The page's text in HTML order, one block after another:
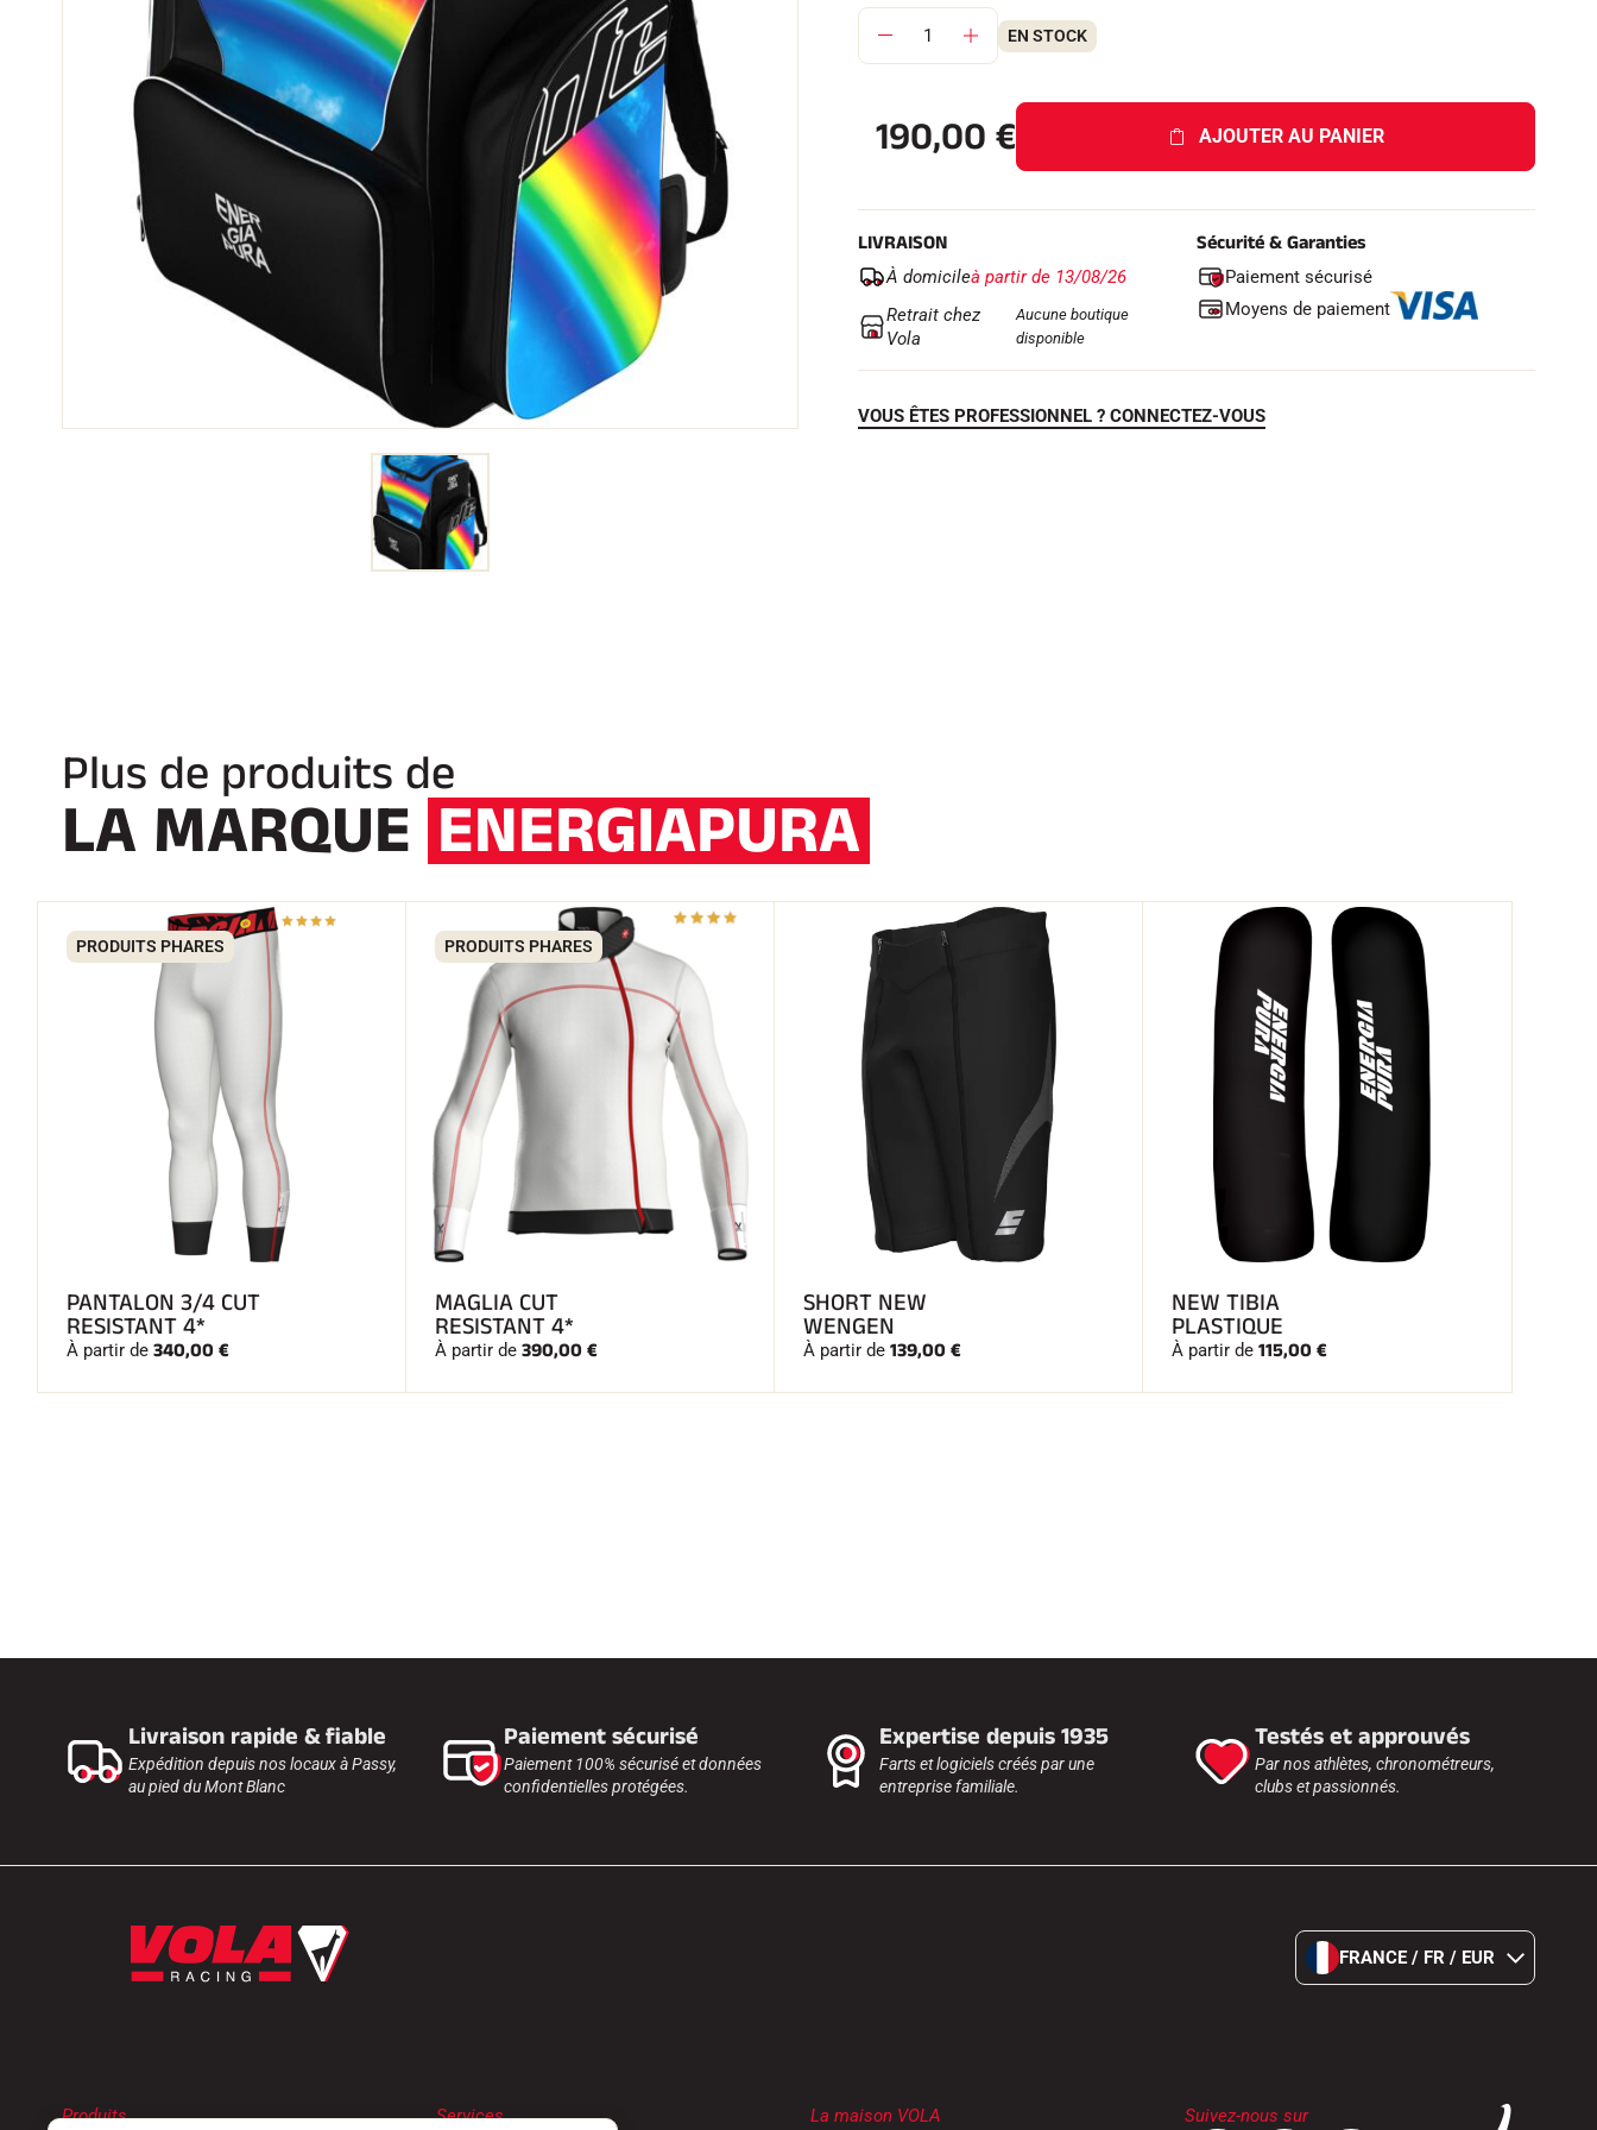
SKI
COMPÉTITION
SKI TOUT
TERRAIN SKI DE FOND
EN STOCK
190,00€ AJOUTER AU PANIER
LIVRAISON
À domicileà partir de 13/08/26
Retrait chez
Vola
Aucune boutique
disponible
Sécurité & Garanties
Paiement sécurisé
Moyens de paiement
VOUS ÊTES PROFESSIONNEL ? CONNECTEZ-VOUS
Plus de produits de
LA MARQUE ENERGIAPURA
PRODUITS PHARES
PANTALON 3/4 CUT
RESISTANT 4*
À partir de 340,00 €
PRODUITS PHARES
MAGLIA CUT
RESISTANT 4*
À partir de 390,00 €
SHORT NEW
WENGEN
À partir de 139,00 €
NEW TIBIA
PLASTIQUE
À partir de 115,00 €
Livraison rapide & fiable
Expédition depuis nos locaux à Passy,
au pied du Mont Blanc
Paiement sécurisé
Paiement 100% sécurisé et données
confidentielles protégées.
Expertise depuis 1935
Farts et logiciels créés par une
entreprise familiale.
Testés et approuvés
Par nos athlètes, chronométreurs,
clubs et passionnés.
FRANCE / FR / EUR
Produits Services La maison VOLA Suivez-nous sur